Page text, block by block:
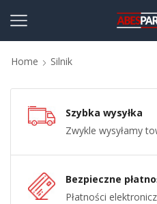
Home Silnik
Szybka wysyłka
Zwykle wysyłamy
Bezpieczne
Płatności